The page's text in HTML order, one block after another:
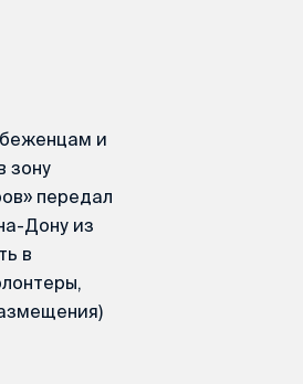
и
зону
передал
Дону из
в